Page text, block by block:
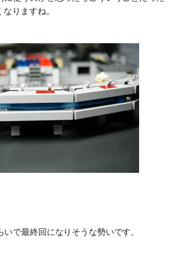
りますね。
で最終回になりそうな勢いです。